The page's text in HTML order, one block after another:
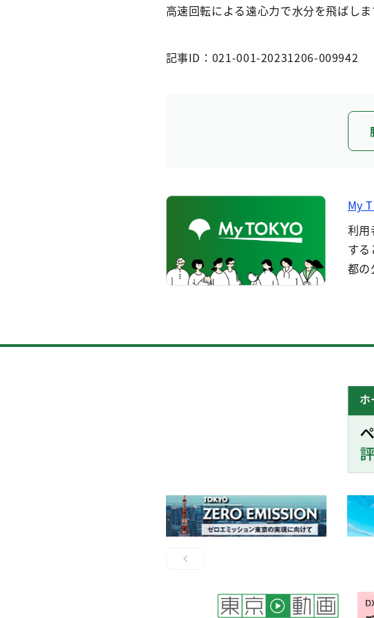
高速回転による遠心力で水分を飛ばしま
記事ID：021-001-20231206-009942
My
利用
す
都の